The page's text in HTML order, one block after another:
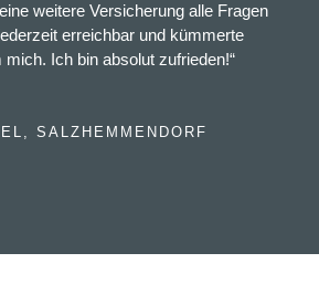
weitere Versicherung alle Fragen
erreichbar und kümmerte
Ich bin absolut zufrieden!“
SALZHEMMENDORF